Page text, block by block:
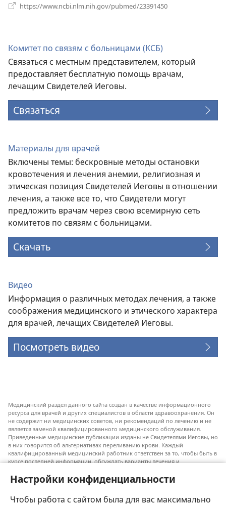
Настройки конфиденциальности
Чтобы работа с сайтом была для вас максимально
https://www.ncbi.nlm.nih.gov/pubmed/23391450
Комитет по связям с больницами (КСБ)
Связаться с местным представителем, который
предоставляет бесплатную помощь врачам,
лечащим Свидетелей Иеговы.
Связаться
Материалы для врачей
Включены темы: бескровные методы остановки
кровотечения и лечения анемии, религиозная и
этическая позиция Свидетелей Иеговы в отношении
лечения, а также все то, что Свидетели могут
предложить врачам через свою всемирную сеть
комитетов по связям с больницами.
Скачать
Видео
Информация о различных методах лечения, а также
соображения медицинского и этического характера
для врачей, лечащих Свидетелей Иеговы.
Посмотреть видео
Медицинский раздел данного сайта создан в качестве информационного
ресурса для врачей и других специалистов в области здравоохранения. Он
не содержит ни медицинских советов, ни рекомендаций по лечению и не
является заменой квалифицированного медицинского обслуживания.
Приведенные медицинские публикации изданы не Свидетелями Иеговы, но
в них говорится об альтернативах переливанию крови. Каждый
квалифицированный медицинский работник ответствен за то, чтобы быть в
курсе последней информации, обсуждать варианты лечения и
с их состоянием, желаниями, ценностями и религиозными взглядами.
Не все перечисленные методы лечения подходят для каждого пациента.
Для пациентов. Всегда обращайтесь к врачу или другому